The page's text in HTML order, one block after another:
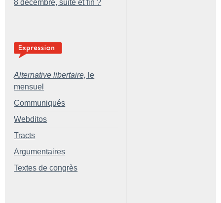
8 décembre, suite et fin ?
Alternative libertaire, le
mensuel
Communiqués
Webditos
Tracts
Argumentaires
Textes de congrès